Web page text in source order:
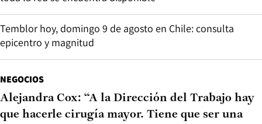
Temblor hoy, domingo 9 de agosto en Chile: consulta
epicentro y magnitud
NEGOCIOS
Alejandra Cox: “A la Dirección del Trabajo hay
que hacerle cirugía mayor. Tiene que ser una